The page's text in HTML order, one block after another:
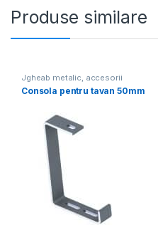
Produse similare
Jgheab metalic, accesorii
Consola pentru tavan 50mm